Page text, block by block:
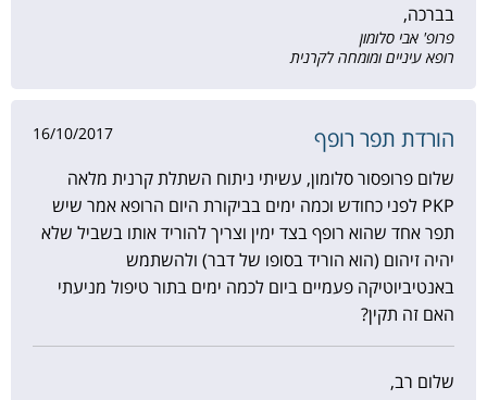
בברכה,
פרופ' אבי סלומון
רופא עיניים ומומחה לקרנית
הורדת תפר רופף 16/10/2017
שלום פרופסור סלומון, עשיתי ניתוח השתלת קרנית מלאה
PKP לפני כחודש וכמה ימים בביקורת היום הרופא אמר שיש
תפר אחד שהוא רופף בצד ימין וצריך להוריד אותו בשביל שלא
יהיה זיהום (הוא הוריד בסופו של דבר) ולהשתמש
באנטיביוטיקה פעמיים ביום לכמה ימים בתור טיפול מניעתי
האם זה תקין?
שלום רב,